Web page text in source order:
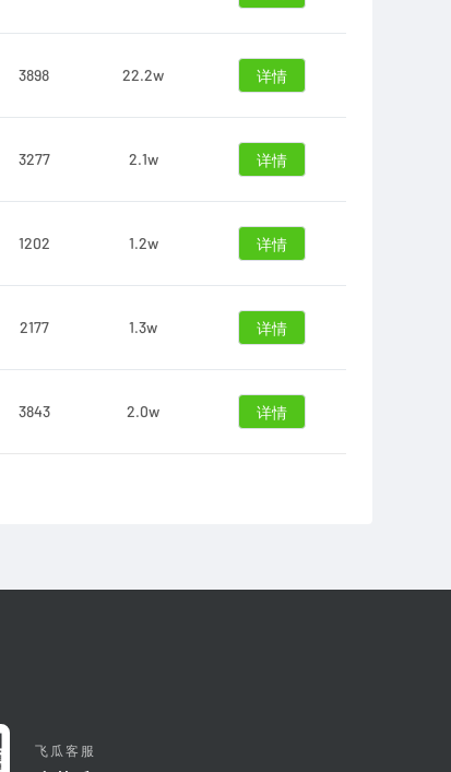
3898 22.2w 详情
3277 2.1w 详情
1202 1.2w 详情
2177 1.3w 详情
3843 2.0w 详情
飞瓜客服